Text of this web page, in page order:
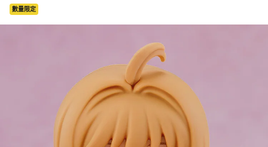
數量限定